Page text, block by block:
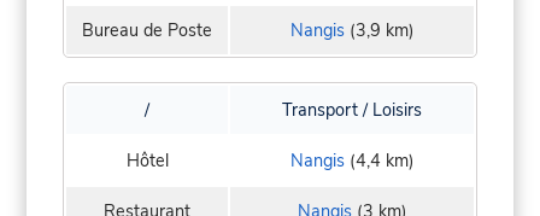
Bureau de Poste Nangis(3,9 km)
/ Transport / Loisirs
Hôtel Nangis(4,4 km)